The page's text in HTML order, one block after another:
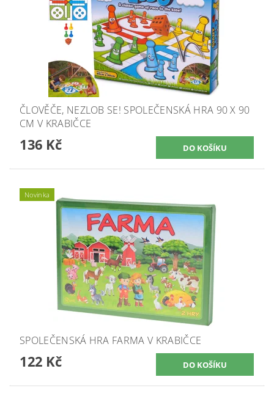
ČLOVĚČE, NEZLOB SE! SPOLEČENSKÁ HRA 90 X 90
CM V KRABIČCE
136 Kč
Novinka
SPOLEČENSKÁ HRA FARMA V KRABIČCE
122 Kč